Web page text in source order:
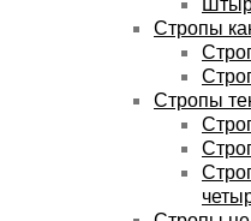
Стропы
Стропы